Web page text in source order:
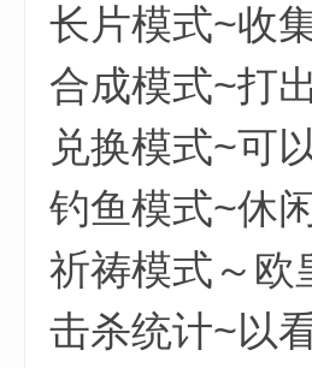
长片模式~收
合成模式~打
兑换模式~可
钓鱼模式~休
祈祷模式～欧
击杀统计~以